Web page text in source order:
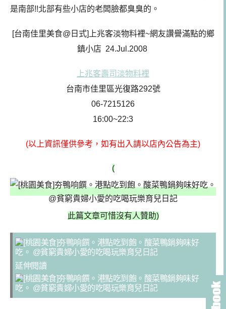
是南部!!北部有些小店的老闆臉都臭臭的。
[台南佳里美食@日式]上兆客淡物料裡~網友讚譽滿點的鄉
鎮小店 24.Jul.2008
上兆客壽司淡物料裡
台南市佳里區光復路292號
06-7215126
16:00~22:3
(以上資訊僅供參考，如有出入請以店內公告為主)
(
此篇文章可惜沒有人贊助)
延伸閱讀